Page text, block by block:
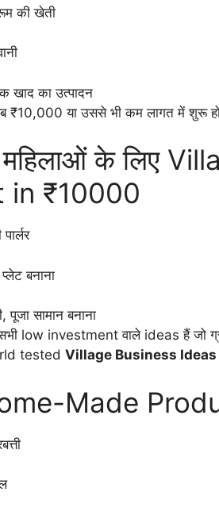
की खेती
खाद का उत्पादन
₹10,000 या उससे भी कम लागत में शुरू
महिलाओं के लिए
in ₹10000
पार्लर
बनाना
पूजा सामान बनाना
low investment वाले ideas हैं जो
tested Village Business
Made